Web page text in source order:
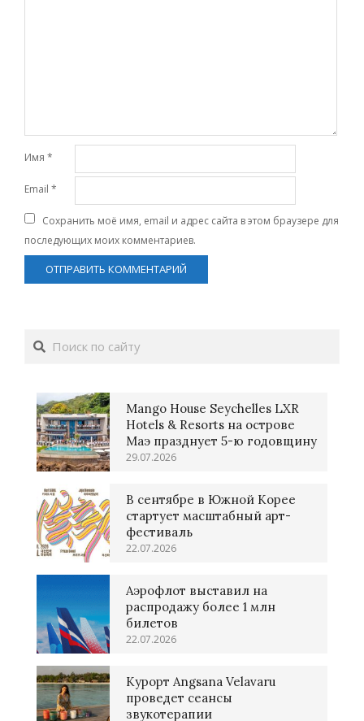
Имя *
Email *
Сохранить моё имя, email и адрес сайта в этом браузере для
последующих моих комментариев.
Поиск
Mango House Seychelles LXR
Hotels & Resorts на острове
Маэ празднует 5-ю годовщину
29.07.2026
В сентябре в Южной Корее
стартует масштабный арт-
фестиваль
22.07.2026
Аэрофлот выставил на
распродажу более 1 млн
билетов
22.07.2026
Курорт Angsana Velavaru
проведет сеансы
звукотерапии